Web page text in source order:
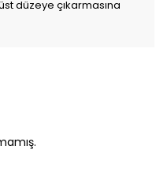
düzeye çıkarmasına